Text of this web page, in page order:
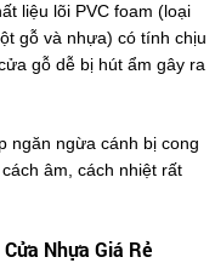
liệu lõi PVC foam (loại
gỗ và nhựa) có tính chịu
gỗ dễ bị hút ẩm gây ra
ngăn ngừa cánh bị cong
âm, cách nhiệt rất
Nhựa Giá Rẻ